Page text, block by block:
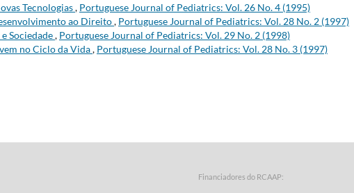
Tecnologias, Portuguese Journal of Pediatrics: Vol. 26 No. 4 (1995)
ao Direito, Portuguese Journal of Pediatrics: Vol. 28 No. 2 (1997)
Sociedade, Portuguese Journal of Pediatrics: Vol. 29 No. 2 (1998)
no Ciclo da Vida, Portuguese Journal of Pediatrics: Vol. 28 No. 3 (1997)
Financiadores do RCAAP: